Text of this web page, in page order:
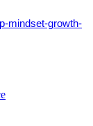
mindset-growth-